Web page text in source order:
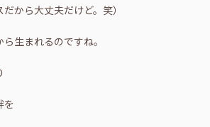
から大丈夫だけど。笑）
生まれるのですね。
を